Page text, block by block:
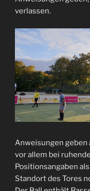
verlassen.
Anweisungen
vor allem bei
Positionsangaben
Standort des Tores